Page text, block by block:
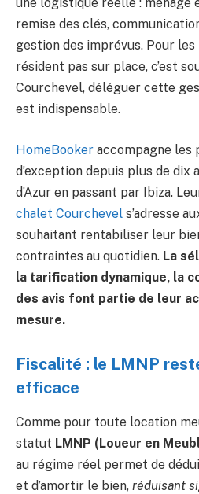
une logistique réelle : ménage
remise des clés,
gestion des imprévus. Pour
résident pas sur place, c’est
Courchevel, déléguer cette
est indispensable.
HomeBooker accompagne les
d’exception depuis plus de dix
d’Azur en passant par Ibiza.
chalet Courchevel s’adresse
souhaitant rentabiliser leur
contraintes au quotidien. La
la tarification dynamique, la
des avis font partie de leur
mesure.
Fiscalité : le LMNP
efficace
Comme pour toute location
statut LMNP (Loueur en
au régime réel permet de
et d’amortir le bien, réduisant